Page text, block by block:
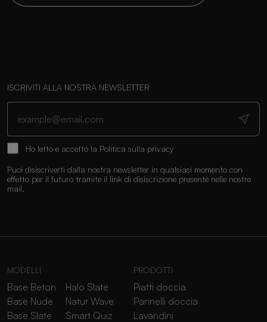
ISCRIVITI ALLA NOSTRA NEWSLETTER
Ho letto e accetto la Politica sulla privacy
Puoi disiscriverti dalla nostra newsletter in qualsiasi momento con
effetto per il futuro tramite il link di disiscrizione presente nelle nostre
mail.
MODELLI
Base Beton
Base Nude
Base Slate
Halo Slate
Natur Wave
Smart Quiz
PRODOTTI
Piatti doccia
Pannelli doccia
Lavandini